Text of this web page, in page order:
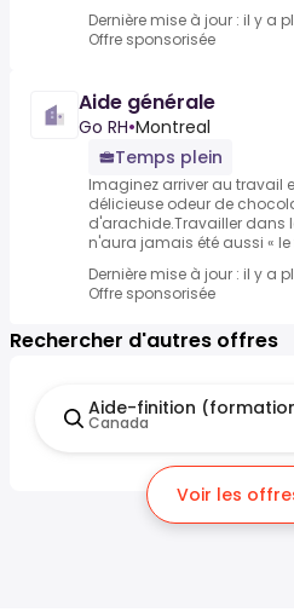
Dernière mise à jour : il y a
Offre sponsorisée
Aide générale
Go RH•Montreal
Temps plein
Imaginez arriver au travail
délicieuse odeur de
d'arachide.Travailler dans
n'aura jamais été aussi « le
Dernière mise à jour : il y a
Offre sponsorisée
Voir les
Rechercher d'autres offres
Aide-finition
Canada